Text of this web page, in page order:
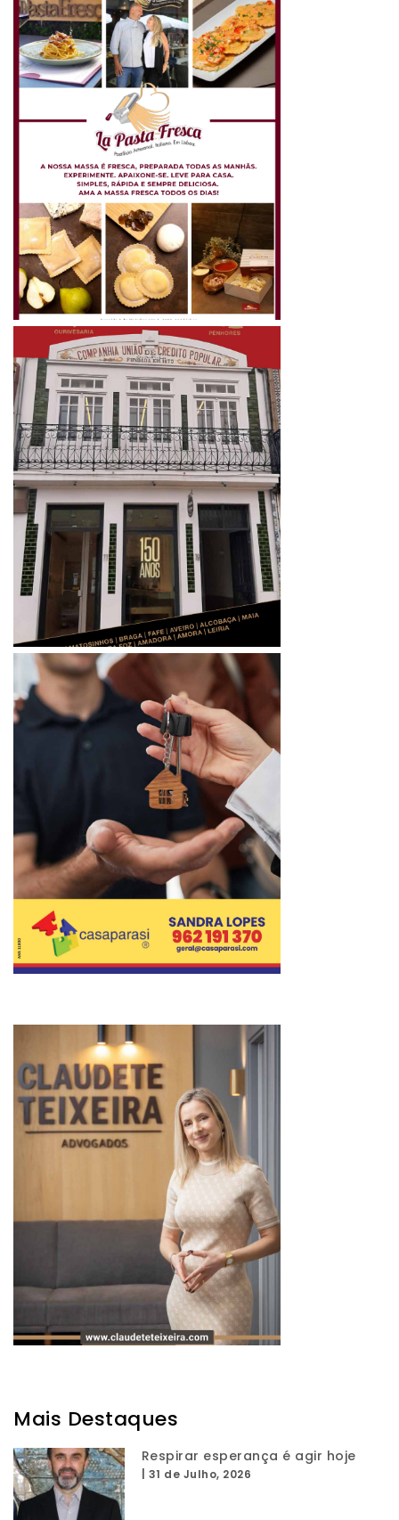
Mais Destaques
Respirar esperança é agir hoje
31 de Julho, 2026